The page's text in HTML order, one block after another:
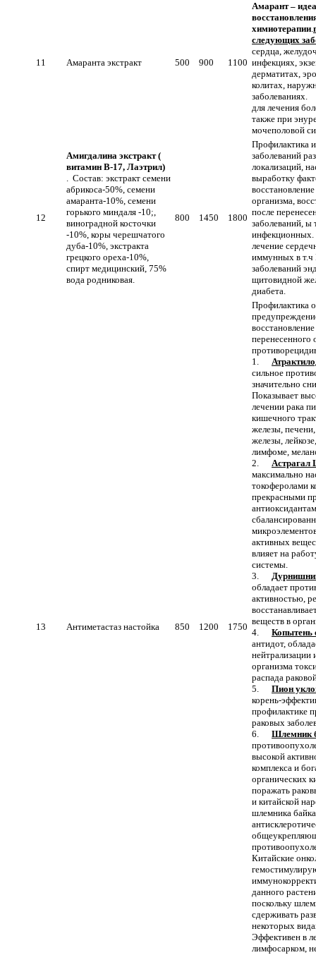
11 Амаранта экстракт 500 900 1100
Амарант –
химиотерапии.
следующих
сердца,
инфекциях,
дерматитах,
колитах,
заболеваниях.
для лечения
также при
мочеполовой
12
Амигдалина экстракт (
витамин В-17, Лаэтрил)
. Состав: экстракт семени
абрикоса-50%, семени
амаранта-10%, семени
горького миндаля -10;,
виноградной косточки
-10%, коры черешчатого
дуба-10%, экстракта
грецкого ореха-10%,
спирт медицинский, 75%
вода родниковая.
800 1450 1800
Профилактика
заболеваний
локализаций,
выработку
организма,
после
заболеваний, ы
инфекционных.
лечение
иммунных в т.ч
заболеваний
щитовидной
диабета.
13 Антиметастаз настойка 850 1200 1750
Профилактика
перенесенного
1.
сильное
значительно
Показывает
лечении рака
кишечного
железы,
железы,
лимфоме,
2. Астрагал
максимально
токоферолами
прекрасными
активных
влияет на
системы.
3.
обладает
активностью,
веществ в
4. Копытень
антидот,
нейтрализации
организма
распада
5. Пион
корень-
профилактике
раковых
6. Шлемник
высокой
комплекса и
органических
поражать
и китайской
шлемника
Китайские
данного
поскольку
сдерживать
некоторых
Эффективен в
лимфосарком,